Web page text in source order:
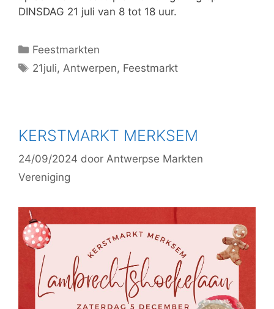
DINSDAG 21 juli van 8 tot 18 uur.
Feestmarkten
21juli, Antwerpen, Feestmarkt
KERSTMARKT MERKSEM
24/09/2024 door Antwerpse Markten
Vereniging